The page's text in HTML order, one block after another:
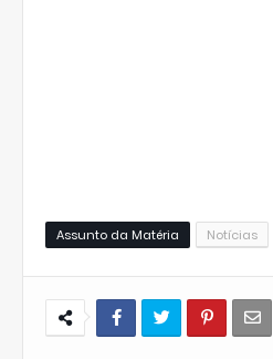
Assunto da Matéria Notícias